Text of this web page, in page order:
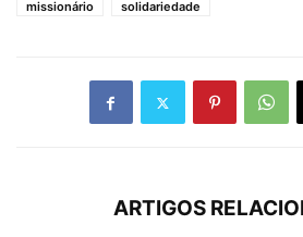
missionário
solidariedade
ARTIGOS